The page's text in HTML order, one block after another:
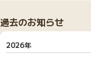
過去のお知らせ
2026年